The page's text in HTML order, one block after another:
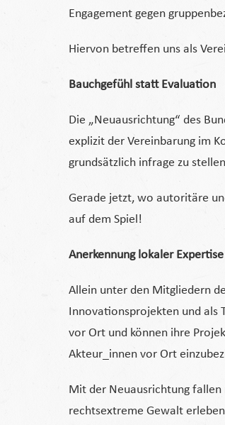
Engagement gegen
Hiervon betreffen uns als
Bauchgefühl statt Evaluation
Die „Neuausrichtung“ des
explizit der Vereinbarung im
grundsätzlich infrage zu
Gerade jetzt, wo autoritäre
auf dem Spiel!
Anerkennung lokaler Expertise
Allein unter den Mitgliedern
Innovationsprojekten und als
vor Ort und können ihre
Akteur_innen vor Ort
Mit der Neuausrichtung fallen
rechtsextreme Gewalt